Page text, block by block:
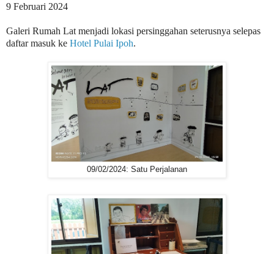
9 Februari 2024
Galeri Rumah Lat menjadi lokasi persinggahan seterusnya selepas
daftar masuk ke Hotel Pulai Ipoh.
09/02/2024: Satu Perjalanan